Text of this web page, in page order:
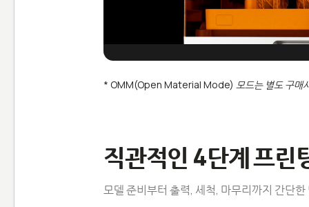
* OMM(Open Material Mode) 모드는 별도 구매
직관적인 4단계 프린
모델 준비부터 출력, 세척, 마무리까지 간단